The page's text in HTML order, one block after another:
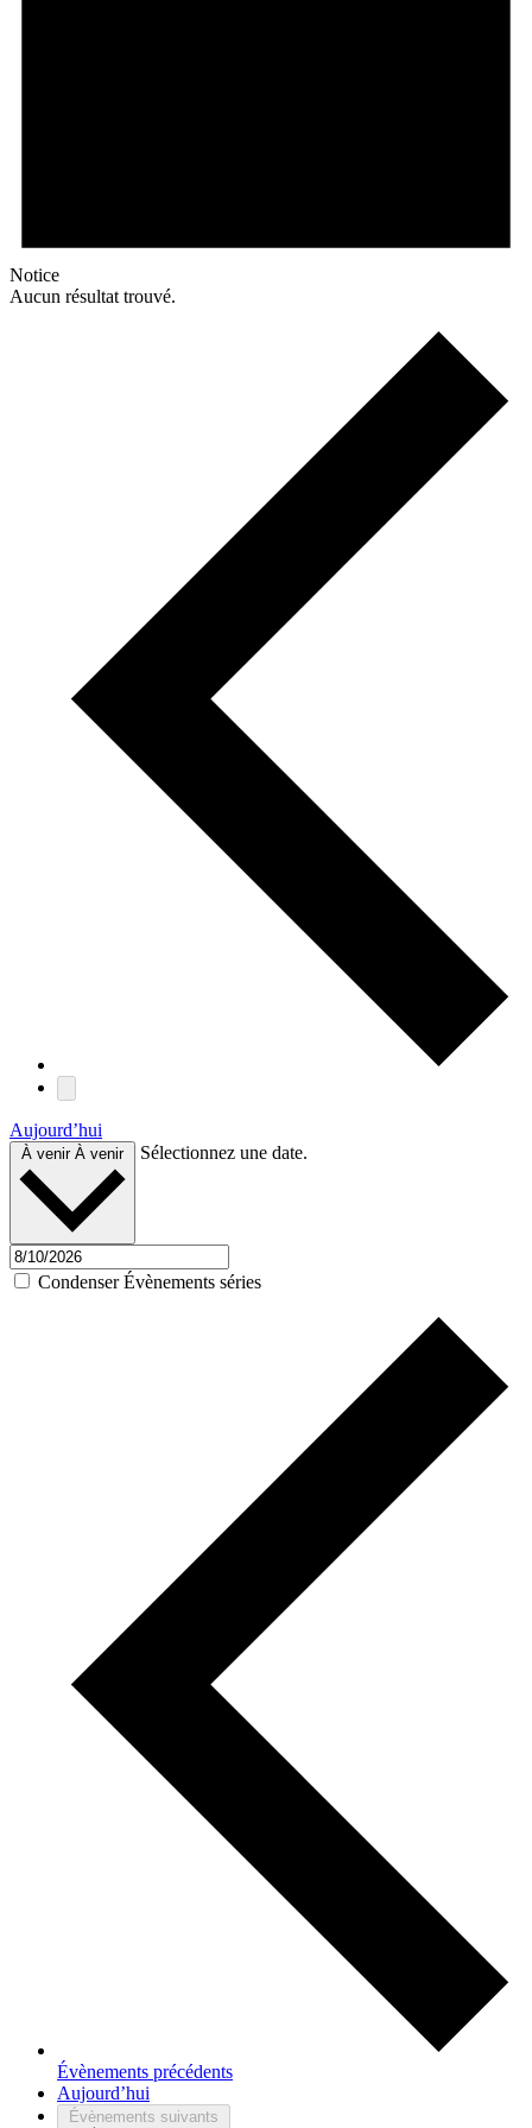
Notice
Aucun résultat trouvé.
Aujourd’hui
À venir À venir Sélectionnez une date.
Condenser Évènements séries
Évènements précédents
Aujourd’hui
Évènements suivants